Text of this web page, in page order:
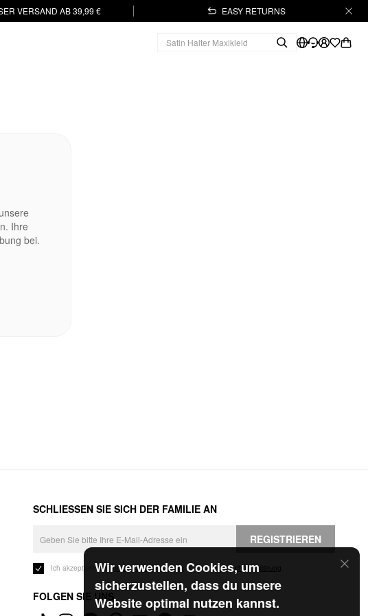
VERSAND AB 39,99 € EASY RETURNS
Wir verwenden Cookies, um
sicherzustellen, dass du unsere
Website optimal nutzen kannst.
Ihre
bei.
SCHLIESSEN SIE SICH DER FAMILIE AN
REGISTRIEREN
Ich akzeptiere dieGeschäftsbedingungen und die Datenschutzerklärung
FOLGEN SIE UNS